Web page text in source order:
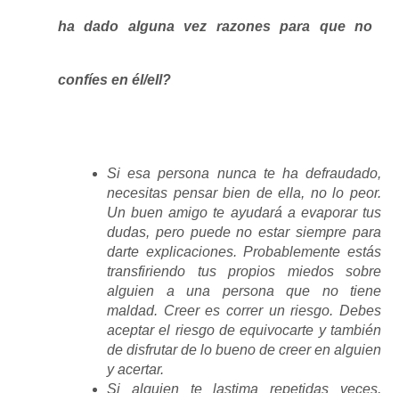
ha dado alguna vez razones para que no
confíes en él/ell?
Si esa persona nunca te ha defraudado,
necesitas pensar bien de ella, no lo peor.
Un buen amigo te ayudará a evaporar tus
dudas, pero puede no estar siempre para
darte explicaciones. Probablemente estás
transfiriendo tus propios miedos sobre
alguien a una persona que no tiene
maldad. Creer es correr un riesgo. Debes
aceptar el riesgo de equivocarte y también
de disfrutar de lo bueno de creer en alguien
y acertar.
Si alguien te lastima repetidas veces,